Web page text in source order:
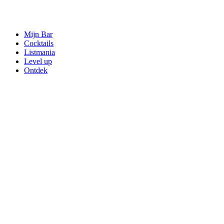
Mijn Bar
Cocktails
Listmania
Level up
Ontdek